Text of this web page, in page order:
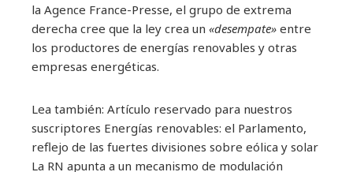
la Agence France-Presse, el grupo de extrema
derecha cree que la ley crea un «desempate» entre
los productores de energías renovables y otras
empresas energéticas.
Lea también: Artículo reservado para nuestros
suscriptores Energías renovables: el Parlamento,
reflejo de las fuertes divisiones sobre eólica y solar
La RN apunta a un mecanismo de modulación